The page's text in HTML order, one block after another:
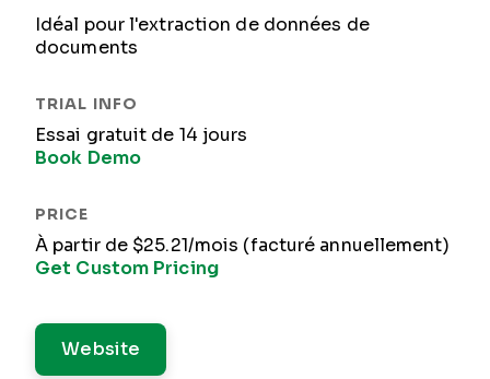
Idéal pour l'extraction de données de
documents
Essai gratuit de 14 jours
Book Demo
À partir de $25.21/mois (facturé annuellement)
Get Custom Pricing
Website